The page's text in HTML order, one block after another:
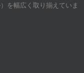
を幅広く取り揃えていま